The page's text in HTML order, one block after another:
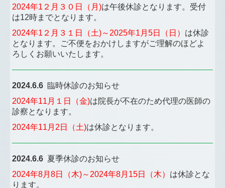
2024年1２月３０日（月)は午後休診となります。受付
は12時までとなります。
2024年1２月３１日（土)～2025年1月5日（日） は休診
となります。ご不便をおかけしますがご理解のほどよ
ろしくお願いいたします。
2024.6.6 臨時休診のお知らせ
2024年11月１日（金)は院長が不在のため代理の医師の
診察となります。
2024年11月2日（土)は休診となります。
2024.6.6夏季休診のお知らせ
2024年8月8日（木)～2024年8月15日
（木） は休診とな
ります。